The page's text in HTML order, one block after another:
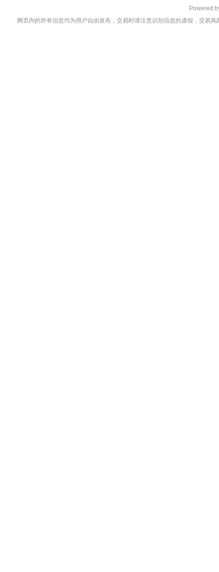
Powered
网页内的所有信息均为用户自由发布，交易时请注意识别信息的虚假，交易